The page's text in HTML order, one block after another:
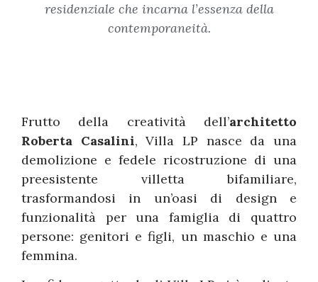
residenziale che incarna l’essenza della
contemporaneità.
Frutto della creatività dell’architetto
Roberta Casalini, Villa LP nasce da una
demolizione e fedele ricostruzione di una
preesistente villetta bifamiliare,
trasformandosi in un’oasi di design e
funzionalità per una famiglia di quattro
persone: genitori e figli, un maschio e una
femmina.